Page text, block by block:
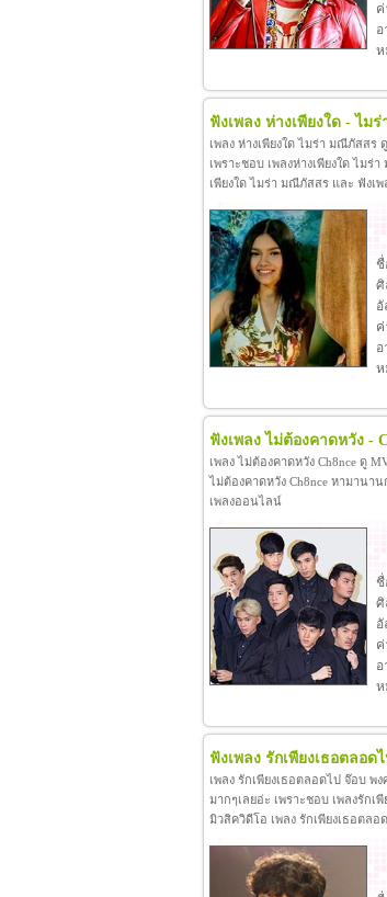
ค่
อ
ห
ฟังเพลง ห่างเพียงใด - ไม
เพลง ห่างเพียงใด ไมร่า มณีภัสสร
เพราะชอบ เพลงห่างเพียงใด ไม
เพียงใด ไมร่า มณีภัสสร และ ฟังเ
ชื่
ศิ
ค่
อ
ห
ฟังเพลง ไม่ต้องคาดหวัง -
เพลง ไม่ต้องคาดหวัง Ch8nce ดู
ไม่ต้องคาดหวัง Ch8nce หามานา
เพลงออนไลน์
ชื่
ศิ
ค่
อ
ห
ฟังเพลง รักเพียงเธอตลอด
เพลง รักเพียงเธอตลอดไป จ๊อบ พ
มากๆเลยอ่ะ เพราะชอบ เพลงรัก
มิวสิควิดีโอ เพลง รักเพียงเธอตล